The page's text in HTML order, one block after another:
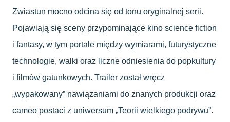
Zwiastun mocno odcina się od tonu oryginalnej serii.
Pojawiają się sceny przypominające kino science fiction
i fantasy, w tym portale między wymiarami, futurystyczne
technologie, walki oraz liczne odniesienia do popkultury
i filmów gatunkowych. Trailer został wręcz
„wypakowany” nawiązaniami do znanych produkcji oraz
cameo postaci z uniwersum „Teorii wielkiego podrywu”.